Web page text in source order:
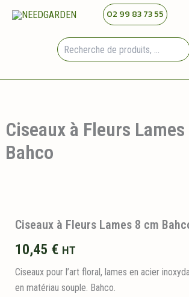
02 99 83 73 55
Ciseaux à Fleurs
Bahco
Ciseaux à Fleurs Lames 8 cm
10,45 € HT
Ciseaux pour l’art floral, lames en acier
en matériau souple. Bahco.